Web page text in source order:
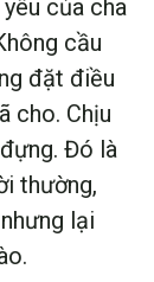
của cha
cầu
đặt điều
cho. Chịu
Đó là
thường,
lại